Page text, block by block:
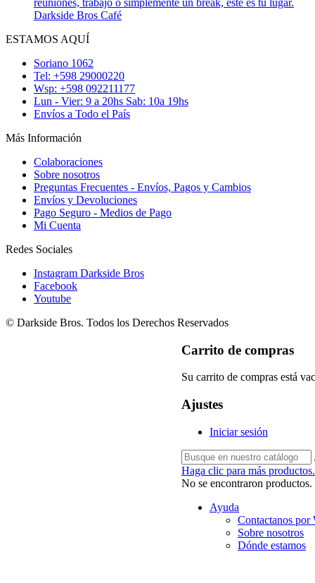
Darkside Bros Café
ESTAMOS AQUÍ
Soriano 1062
Tel: +598 29000220
Wsp: +598 092211177
Lun - Vier: 9 a 20hs Sab: 10a 19hs
Envíos a Todo el País
Más Información
Colaboraciones
Sobre nosotros
Preguntas Frecuentes - Envíos, Pagos y Cambios
Envíos y Devoluciones
Pago Seguro - Medios de Pago
Mi Cuenta
Redes Sociales
Instagram Darkside Bros
Facebook
Youtube
© Darkside Bros. Todos los Derechos Reservados
Carrito de compras
Su carrito de compras está
Ajustes
Iniciar sesión
Haga clic para más productos.
No se encontraron productos.
Ayuda
Contactanos por
Sobre nosotros
Dónde estamos